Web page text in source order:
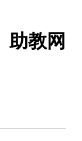
助教网